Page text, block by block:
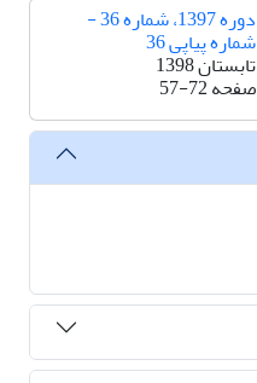
دوره 1397، شماره 36 -
شماره پیاپی 36
تابستان 1398
صفحه57-72